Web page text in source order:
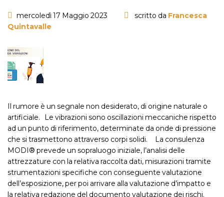
mercoledì 17 Maggio 2023 scritto da Francesca
Quintavalle
Il rumore è un segnale non desiderato, di origine naturale o
artificiale. Le vibrazioni sono oscillazioni meccaniche rispetto
ad un punto di riferimento, determinate da onde di pressione
che si trasmettono attraverso corpi solidi. La consulenza
MODI® prevede un sopraluogo iniziale, l’analisi delle
attrezzature con la relativa raccolta dati, misurazioni tramite
strumentazioni specifiche con conseguente valutazione
dell’esposizione, per poi arrivare alla valutazione d’impatto e
la relativa redazione del documento valutazione dei rischi.